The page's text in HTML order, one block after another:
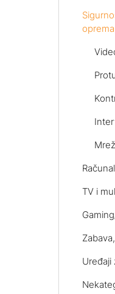
oprema
TV i
Uređaji